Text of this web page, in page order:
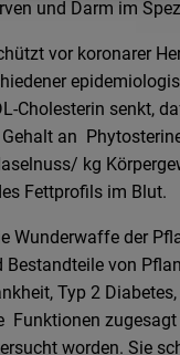
und Darm im
vor koronarer
Cholesterin senkt,
an
kg
Fettprofils im Blut.
Wunderwaffe der
Bestandteile von
Typ 2
Funktionen zugesagt
worden. Sie